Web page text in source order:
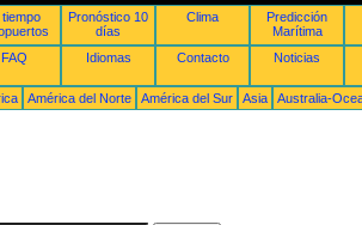
tiempo
Pronóstico 10
días
Clima
Predicción
Marítima
FAQ Idiomas Contacto Noticias
América del Norte América del Sur Asia Australia-